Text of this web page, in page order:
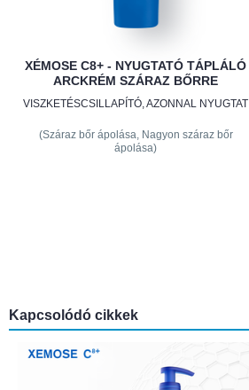
XÉMOSE C8+ - NYUGTATÓ TÁPLÁLÓ
ARCKRÉM SZÁRAZ BŐRRE
VISZKETÉSCSILLAPÍTÓ, AZONNAL NYUGTAT
(Száraz bőr ápolása, Nagyon száraz bőr
ápolása)
Kapcsolódó cikkek